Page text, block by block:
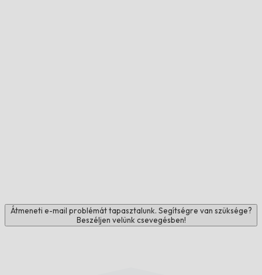
Átmeneti e-mail problémát tapasztalunk. Segítségre van szüksége?
Beszéljen velünk csevegésben!